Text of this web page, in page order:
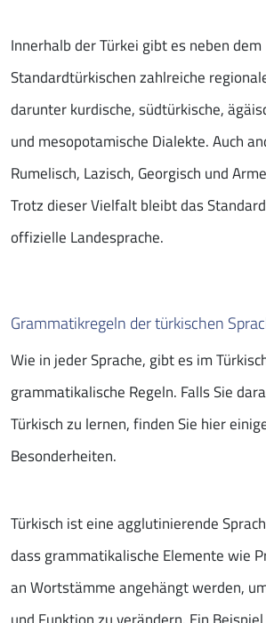
Innerhalb der Türkei gibt es neben dem
Standardtürkischen zahlreiche
darunter kurdische, südtürkische,
und mesopotamische Dialekte. Auch
Rumelisch, Lazisch, Georgisch und
Trotz dieser Vielfalt bleibt das
offizielle Landesprache.
Grammatikregeln der türkischen
Wie in jeder Sprache, gibt es im
grammatikalische Regeln. Falls Sie
Türkisch zu lernen, finden Sie hier
Besonderheiten.
Türkisch ist eine agglutinierende
dass grammatikalische Elemente wie
an Wortstämme angehängt werden,